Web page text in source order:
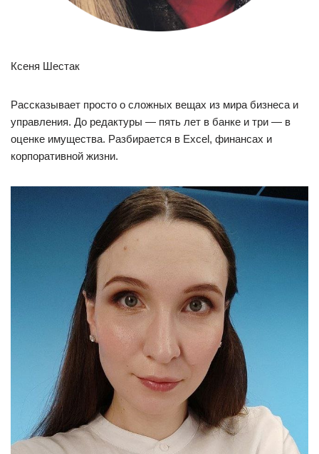
Ксеня Шестак
Рассказывает просто о сложных вещах из мира бизнеса и
управления. До редактуры — пять лет в банке и три — в
оценке имущества. Разбирается в Excel, финансах и
корпоративной жизни.